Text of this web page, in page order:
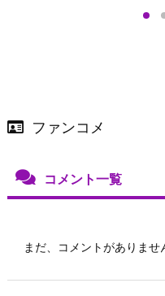
ファンコメ
コメント一覧
まだ、コメントがありませ